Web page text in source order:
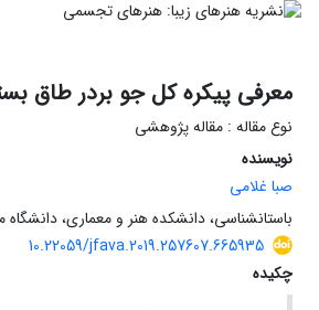
معرفی پیکره کل جو بردر طاق
نوع مقاله : مقاله پژوهشی
نویسنده
صبا غلامی
باستانشناسی، دانشکده هنر و معماری، دانشگاه
10.22059/jfava.2019.257607.665935
چکیده